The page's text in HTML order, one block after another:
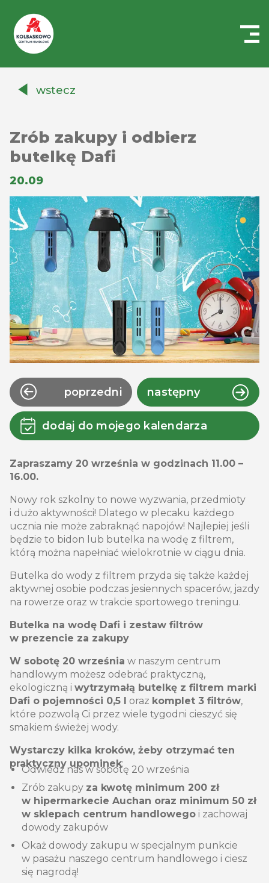
Auchanwstecz
Zrób zakupy i odbierz
butelkę Dafi
20.09
poprzedni następny
dodaj do mojego kalendarza
Zapraszamy 20 września w godzinach 11.00 –
16.00.
Nowy rok szkolny to nowe wyzwania, przedmioty
i dużo aktywności! Dlatego w plecaku każdego
ucznia nie może zabraknąć napojów! Najlepiej jeśli
będzie to bidon lub butelka na wodę z filtrem,
którą można napełniać wielokrotnie w ciągu dnia.
Butelka do wody z filtrem przyda się także każdej
aktywnej osobie podczas jesiennych spacerów, jazdy
na rowerze oraz w trakcie sportowego treningu.
Butelka na wodę Dafi i zestaw filtrów
w prezencie za zakupy
W sobotę 20 września w naszym centrum
handlowym możesz odebrać praktyczną,
ekologiczną i wytrzymałą butelkę z filtrem marki
Dafi o pojemności 0,5 l
oraz komplet 3 filtrów,
które pozwolą Ci przez wiele tygodni cieszyć się
smakiem świeżej wody.
Wystarczy kilka kroków, żeby otrzymać ten
praktyczny upominek:
Odwiedź nas w sobotę 20 września
Zrób zakupy za kwotę minimum 200 zł
w hipermarkecie Auchan oraz minimum 50 zł
w sklepach centrum handlowego i zachowaj
dowody zakupów
Okaż dowody zakupu w specjalnym punkcie
w pasażu naszego centrum handlowego i ciesz
się nagrodą!